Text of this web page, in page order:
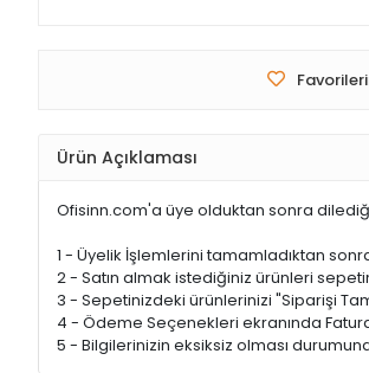
Ürün Açıklaması
Ofisinn.com'a üye olduktan sonra
1 - Üyelik İşlemlerini tamamladıktan
2 - Satın almak istediğiniz ürünleri
3 - Sepetinizdeki ürünlerinizi "Siparişi
4 - Ödeme Seçenekleri ekranında
5 - Bilgilerinizin eksiksiz olması